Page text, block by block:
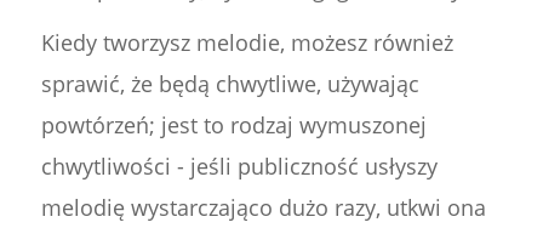
Kiedy tworzysz melodie, możesz również
sprawić, że będą chwytliwe, używając
powtórzeń; jest to rodzaj wymuszonej
chwytliwości - jeśli publiczność usłyszy
melodię wystarczająco dużo razy, utkwi ona